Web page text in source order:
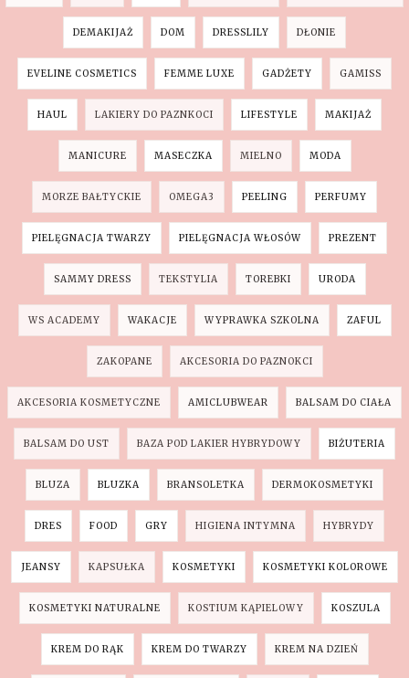
DEMAKIJAŻ DOM DRESSLILY DŁONIE
EVELINE COSMETICS FEMME LUXE GADŻETY GAMISS
HAUL LAKIERY DO PAZNKOCI LIFESTYLE MAKIJAŻ
MANICURE MASECZKA MIELNO MODA
MORZE BAŁTYCKIE OMEGA3 PEELING PERFUMY
PIELĘGNACJA TWARZY PIELĘGNACJA WŁOSÓW PREZENT
SAMMY DRESS TEKSTYLIA TOREBKI URODA
WS ACADEMY WAKACJE WYPRAWKA SZKOLNA ZAFUL
ZAKOPANE AKCESORIA DO PAZNOKCI
AKCESORIA KOSMETYCZNE AMICLUBWEAR BALSAM DO CIAŁA
BALSAM DO UST BAZA POD LAKIER HYBRYDOWY BIŻUTERIA
BLUZA BLUZKA BRANSOLETKA DERMOKOSMETYKI
DRES FOOD GRY HIGIENA INTYMNA HYBRYDY
JEANSY KAPSUŁKA KOSMETYKI KOSMETYKI KOLOROWE
KOSMETYKI NATURALNE KOSTIUM KĄPIELOWY KOSZULA
KREM DO RĄK KREM DO TWARZY KREM NA DZIEŃ